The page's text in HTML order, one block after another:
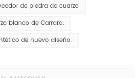
de piedra de cuarzo
blanco de Carrara.
de nuevo diseño.